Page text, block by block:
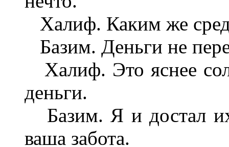
Халиф. Каким же
Базим. Деньги не
Халиф. Это яснее
деньги.
Базим. Я и достал
ваша забота.